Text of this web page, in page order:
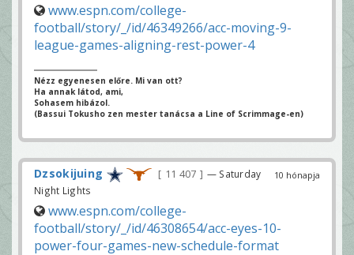
www.espn.com/college-
football/story/_/id/46349266/acc-moving-9-
league-games-aligning-rest-power-4
Nézz egyenesen előre. Mi van ott?
Ha annak látod, ami,
Sohasem hibázol.
(Bassui Tokusho zen mester tanácsa a Line of Scrimmage-en)
10 hónapja
Dzsokijuing 11 407
— Saturday
Night Lights
www.espn.com/college-
football/story/_/id/46308654/acc-eyes-10-
power-four-games-new-schedule-format